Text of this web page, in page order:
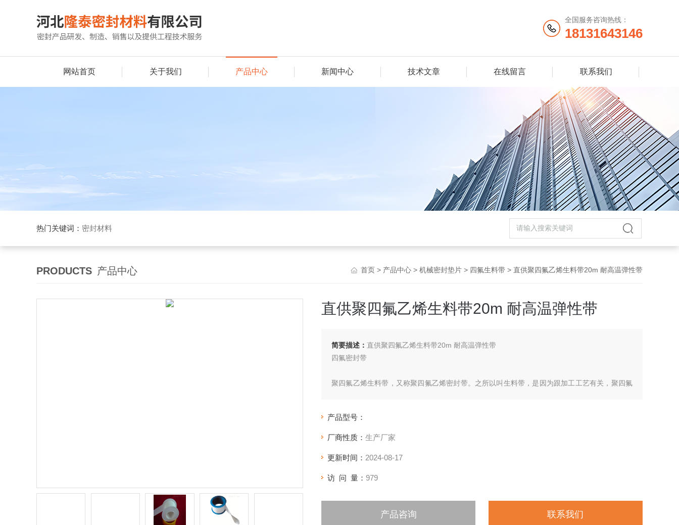
全国服务咨询热线：
18131643146
网站首页 关于我们 产品中心 新闻中心 技术文章 在线留言 联系我们
热门关键词： 密封材料
PRODUCTS 产品中心 首页 > 产品中心 > 机械密封垫片 > 四氟生料带 > 直供聚四氟乙烯生料带20m 耐高温弹性带
直供聚四氟乙烯生料带20m 耐高温弹性带
简要描述： 直供聚四氟乙烯生料带20m 耐高温弹性带
四氟密封带
聚四氟乙烯生料带，又称聚四氟乙烯密封带。之所以叫生料带，是因为跟加工工艺有关，聚四氟
产品型号：
厂商性质： 生产厂家
更新时间： 2024-08-17
访 问 量： 979
产品咨询 联系我们